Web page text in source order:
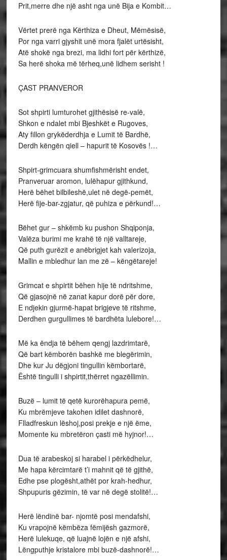
Prit,merre dhe një asht nga unë Bija e Kombit…
Vërtet prerë nga Kërthiza e Dheut, Mëmësisë,
Por nga varri gjyshit unë mora fjalët urtësisht,
Atë shokë nga brezi, ma lidhi fort për kërthizë,
Sa herë shoka më tërheq,unë lidhem serisht !
ÇAST PRANVEROR
Sot shpirti lumturohet gjithësisë re-valë,
Shkon e ndalet mbi Bjeshkët e Rugoves,
Aty fillon grykëderdhja e Lumit të Bardhë,
Derdh këngën qiell – hapurit të Kosovës !…
Shpirt-grimcuara shumfishmërisht endet,
Pranveruar aromon, lulëhapur gjithkund,
Herë bëhet bilbileshë,ulet në degë-pemët,
Herë fije-bar-zgjatur, që puhiza e përkund!…
Bëhet gur – shkëmb ku pushon Shqiponja,
Valëza burimi me krahë të një valltareje,
Që puth gurëzit e anëbrigjet kah valerizoja,
Mallin e mbledhur lan me zë – këngëtareje!
Grimcat e shpirtit bëhen hije të ndritshme,
Që gjasojnë në zanat kapur dorë për dore,
E ndjekin gjurmë-hapat brigjeve të ritshme,
Derdhen gurgullimes të bardhëta lulebore!…
Më ka ëndja të bëhem qengj lazdrimtarë,
Që bart këmborën bashkë me blegërimin,
Dhe kur Ju dëgjoni tingullin këmbortarë,
Është tingulli i shpirtit,thërret ngazëllimin.
Buzë – lumit të qetë kurorëhapura pemë,
Ku mbrëmjeve takohen idilet dashnorë,
Flladfreskun lëshoj,posi prekje e një ëme,
Momente ku mbretëron çasti më hyjnor!…
Dua të arabeskoj si harabel i përkëdhelur,
Me hapa kërcimtarë t’i mahnit që të gjithë,
Edhe pse plogësht,athët por krah-hedhur,
Shpupuris gëzimin, të var në degë stolitë!…
Herë lëndinë bar- njomtë posi mendafshi,
Ku vrapojnë këmbëza fëmijësh gazmorë,
Herë lulekuqe, që luajnë lojën e një afshi,
Lëngputhje kristalore mbi buzë-dashnorë!…